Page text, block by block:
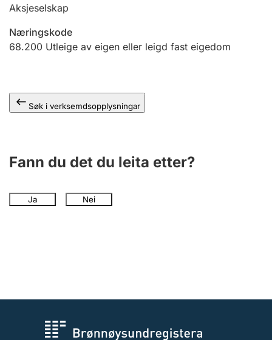
Andre tema
Aksjeselskap
Næringskode
68.200 Utleige av eigen eller leigd fast eigedom
Søk i verksemdsopplysningar
Fann du det du leita etter?
Ja Nei